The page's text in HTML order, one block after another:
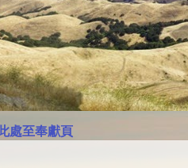
處至奉獻頁